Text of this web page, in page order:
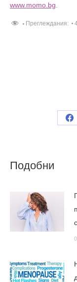
www.momo.bg
Преглеждания:
Подобни